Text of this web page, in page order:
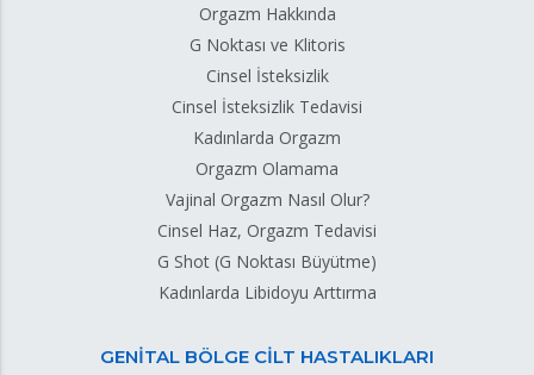
Orgazm Hakkında
G Noktası ve Klitoris
Cinsel İsteksizlik
Cinsel İsteksizlik Tedavisi
Kadınlarda Orgazm
Orgazm Olamama
Vajinal Orgazm Nasıl Olur?
Cinsel Haz, Orgazm Tedavisi
G Shot (G Noktası Büyütme)
Kadınlarda Libidoyu Arttırma
GENİTAL BÖLGE CİLT HASTALIKLARI